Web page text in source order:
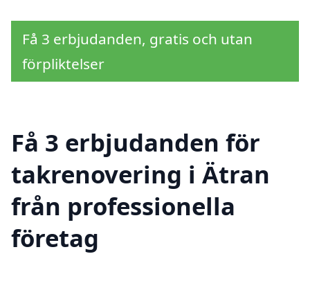
Få 3 erbjudanden, gratis och utan
förpliktelser
Få 3 erbjudanden för
takrenovering i Ätran
från professionella
företag